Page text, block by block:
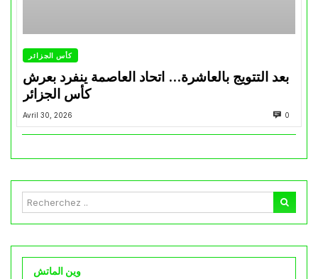
كأس الجزائر
بعد التتويج بالعاشرة… اتحاد العاصمة ينفرد بعرش
كأس الجزائر
Avril 30, 2026 0
وين الماتش